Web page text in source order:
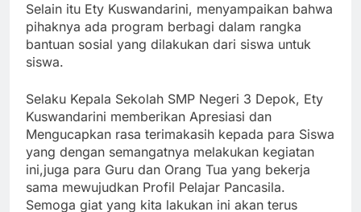
Selain itu Ety Kuswandarini, menyampaikan bahwa
pihaknya ada program berbagi dalam rangka
bantuan sosial yang dilakukan dari siswa untuk
siswa.
Selaku Kepala Sekolah SMP Negeri 3 Depok, Ety
Kuswandarini memberikan Apresiasi dan
Mengucapkan rasa terimakasih kepada para Siswa
yang dengan semangatnya melakukan kegiatan
ini,juga para Guru dan Orang Tua yang bekerja
sama mewujudkan Profil Pelajar Pancasila.
Semoga giat yang kita lakukan ini akan terus